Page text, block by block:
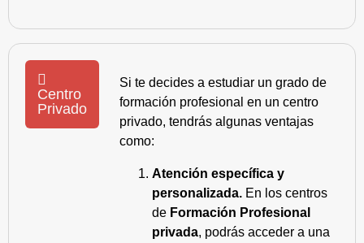
Centro
Privado
Si te decides a estudiar un grado de
formación profesional en un centro
privado, tendrás algunas ventajas
como:
Atención específica y
personalizada. En los centros
de Formación Profesional
privada, podrás acceder a una